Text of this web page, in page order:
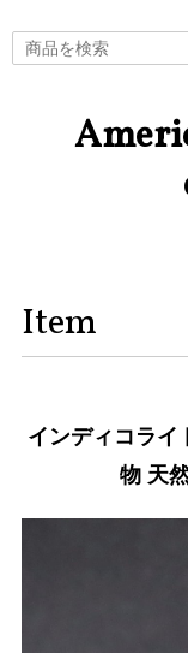
Item
インディコライ
物 天